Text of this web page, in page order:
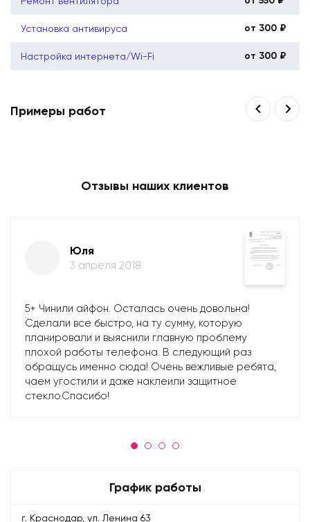
Установка антивируса от 300 ₽
Настройка интернета/Wi-Fi от 300 ₽
Примеры работ
Отзывы наших клиентов
Юля
3 апреля 2018
5+ Чинили айфон. Осталась очень довольна!
Сделали все быстро, на ту сумму, которую
планировали и выяснили главную проблему
плохой работы телефона. В следующий раз
обращусь именно сюда! Очень вежливые ребята,
чаем угостили и даже наклеили защитное
стекло.Спасибо!
График работы
г. Краснодар, ул. Ленина 63